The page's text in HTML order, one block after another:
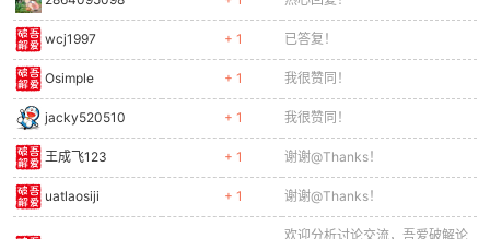
wcj1997 + 1 已答复！
Osimple + 1 我很赞同！
jacky520510 + 1 我很赞同！
王成飞123 + 1 谢谢@Thanks！
uatlaosiji + 1 谢谢@Thanks！
欢迎分析讨论交流，吾爱破解论